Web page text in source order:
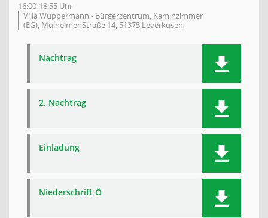
16:00-18:55 Uhr
Villa Wuppermann - Bürgerzentrum, Kaminzimmer
(EG), Mülheimer Straße 14, 51375 Leverkusen
Nachtrag
2. Nachtrag
Einladung
Niederschrift Ö